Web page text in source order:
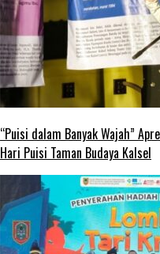
“Puisi dalam Banyak Wajah”
Hari Puisi Taman Budaya Kalsel